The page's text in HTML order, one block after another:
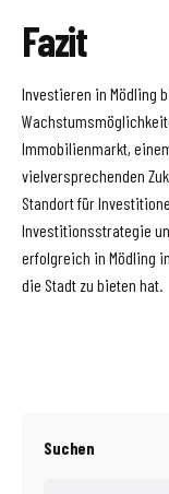
Fazit
Investieren in Mödling
Immobilienmarkt,
vielversprechenden
Standort für
Investitionsstrategie
erfolgreich in Mödling
die Stadt zu bieten hat.
Suchen